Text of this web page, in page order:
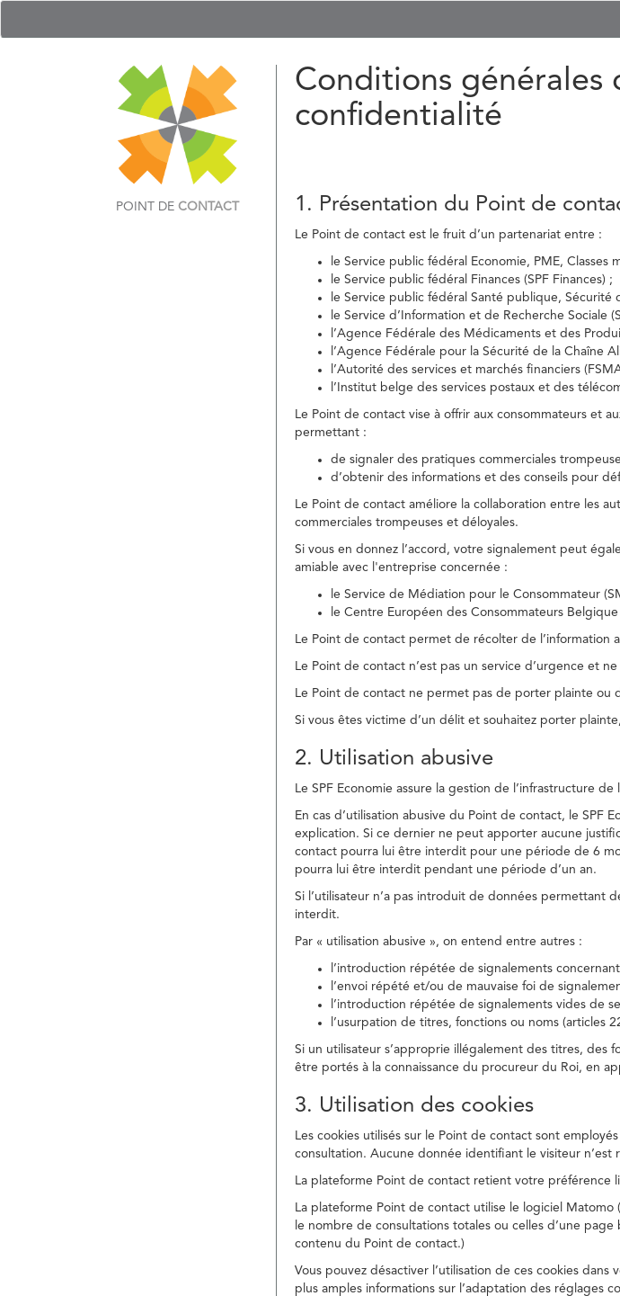
POINT DE CONTACT
Conditions générales
confidentialité
1. Présentation du Point de
Le Point de contact est le fruit d’un partenariat entre :
le Service public fédéral Economie, PME, Classes
le Service public fédéral Finances (SPF Finances) ;
le Service public fédéral Santé publique, Sécurité
le Service d’Information et de Recherche Sociale
l’Agence Fédérale des Médicaments et des
l’Agence Fédérale pour la Sécurité de la Chaîne
l’Autorité des services et marchés financiers
l’Institut belge des services postaux et des
Le Point de contact vise à offrir aux consommateurs et
permettant :
de signaler des pratiques commerciales
d’obtenir des informations et des conseils pour
Le Point de contact améliore la collaboration entre les
commerciales trompeuses et déloyales.
Si vous en donnez l’accord, votre signalement peut
amiable avec l'entreprise concernée :
le Service de Médiation pour le Consommateur
le Centre Européen des Consommateurs
Le Point de contact permet de récolter de l’information
Le Point de contact n’est pas un service d’urgence et
Le Point de contact ne permet pas de porter plainte ou
Si vous êtes victime d’un délit et souhaitez porter
2. Utilisation abusive
Le SPF Economie assure la gestion de l’infrastructure
En cas d’utilisation abusive du Point de contact, le SPF
explication. Si ce dernier ne peut apporter aucune
contact pourra lui être interdit pour une période de 6
pourra lui être interdit pendant une période d’un an.
Si l’utilisateur n’a pas introduit de données permettant
interdit.
Par « utilisation abusive », on entend entre autres :
l’introduction répétée de signalements
l’envoi répété et/ou de mauvaise foi de
l’introduction répétée de signalements vides de
l’usurpation de titres, fonctions ou noms (articles
Si un utilisateur s’approprie illégalement des titres, des
être portés à la connaissance du procureur du Roi, en
3. Utilisation des cookies
Les cookies utilisés sur le Point de contact sont
consultation. Aucune donnée identifiant le visiteur n’est
La plateforme Point de contact retient votre préférence
La plateforme Point de contact utilise le logiciel
le nombre de consultations totales ou celles d’une
contenu du Point de contact.)
Vous pouvez désactiver l’utilisation de ces cookies
plus amples informations sur l’adaptation des réglages